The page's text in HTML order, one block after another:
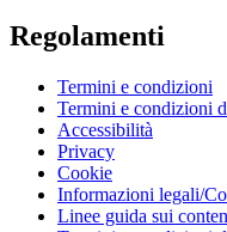
Regolamenti
Termini e condizioni
Termini e condizioni
Accessibilità
Privacy
Cookie
Informazioni legali/
Linee guida sui